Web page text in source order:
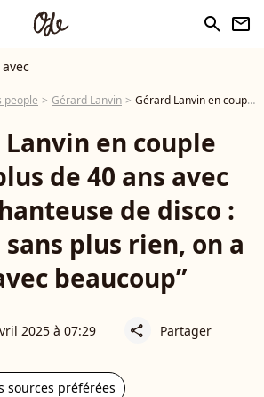
search newsletter
people Gérard Lanvin Gérard Lanvin en couple depuis plus de 40 ans avec une ex-chanteuse de disco : “On a été sans plus rien, on a été avec beaucoup”
Lanvin en couple
de 40 ans avec
de disco :
sans plus rien, on a
beaucoup”
2025 à 07:29 share Partager
sources préférées